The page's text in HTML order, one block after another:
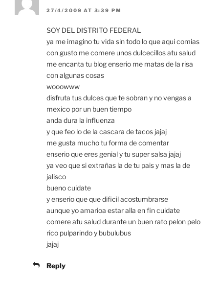
27/4/2009 AT 3:39 PM
SOY DEL DISTRITO FEDERAL
ya me imagino tu vida sin todo lo que aqui comias
con gusto me comere unos dulcecillos atu salud
me encanta tu blog enserio me matas de la risa
con algunas cosas
wooowww
disfruta tus dulces que te sobran y no vengas a
mexico por un buen tiempo
anda dura la influenza
y que feo lo de la cascara de tacos jajaj
me gusta mucho tu forma de comentar
enserio que eres genial y tu super salsa jajaj
ya veo que si extrañas la de tu pais y mas la de
jalisco
bueno cuidate
y enserio que que dificil acostumbrarse
aunque yo amarioa estar alla en fin cuidate
comere atu salud durante un buen rato pelon pelo
rico pulparindo y bubulubus
jajaj
Reply